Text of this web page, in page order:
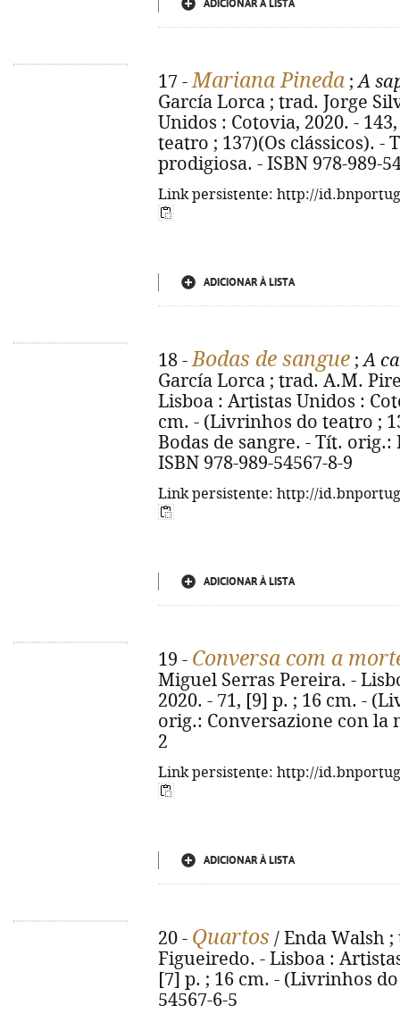
ADICIONAR À LISTA
17 -Mariana Pineda ;A
García Lorca ; trad. Jorge
Unidos : Cotovia, 2020. -
teatro ; 137)(Os clássicos). -
prodigiosa. - ISBN 978-989-
Link persistente: http://
ADICIONAR À LISTA
18 -Bodas de sangue ;A
García Lorca ; trad. A.M.
Lisboa : Artistas Unidos :
cm. - (Livrinhos do teatro ;
Bodas de sangre. - Tít. orig.:
ISBN 978-989-54567-8-9
Link persistente: http://
ADICIONAR À LISTA
19 - Conversa com a
Miguel Serras Pereira. -
2020. - 71, [9] p. ; 16 cm. -
orig.: Conversazione con la
2
Link persistente: http://
ADICIONAR À LISTA
20 - Quartos / Enda Walsh
Figueiredo. - Lisboa :
[7] p. ; 16 cm. - (Livrinhos
54567-6-5